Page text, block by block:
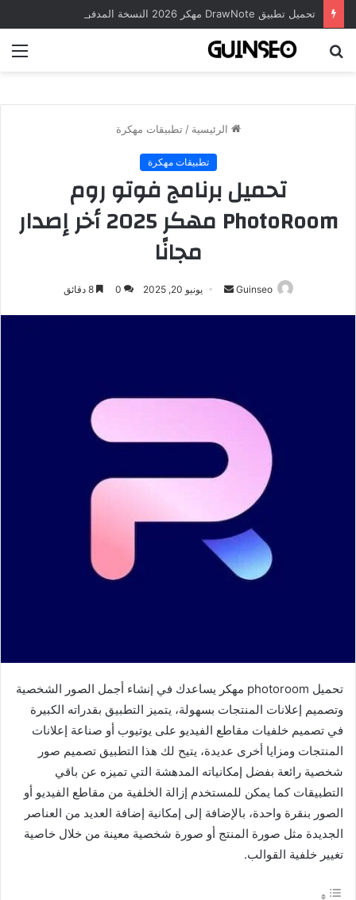
الرئيسية / تطبيقات مهكرة
تطبيقات مهكرة
تحميل برنامج فوتو روم
PhotoRoom مهكر 2025 أخر إصدار
مجانًا
Guinseo
أرسليونيو 20, 2025 0 8 دقائق
تحميل photoroom مهكر يساعدك في إنشاء أجمل الصور الشخصية
وتصميم إعلانات المنتجات بسهولة، يتميز التطبيق بقدراته الكبيرة
في تصميم خلفيات مقاطع الفيديو على يوتيوب أو صناعة إعلانات
المنتجات ومزايا أخرى عديدة، يتيح لك هذا التطبيق تصميم صور
شخصية رائعة بفضل إمكانياته المدهشة التي تميزه عن باقي
التطبيقات كما يمكن للمستخدم إزالة الخلفية من مقاطع الفيديو أو
الصور بنقرة واحدة، بالإضافة إلى إمكانية إضافة العديد من العناصر
الجديدة مثل صورة المنتج أو صورة شخصية معينة من خلال خاصية
تغيير خلفية القوالب.